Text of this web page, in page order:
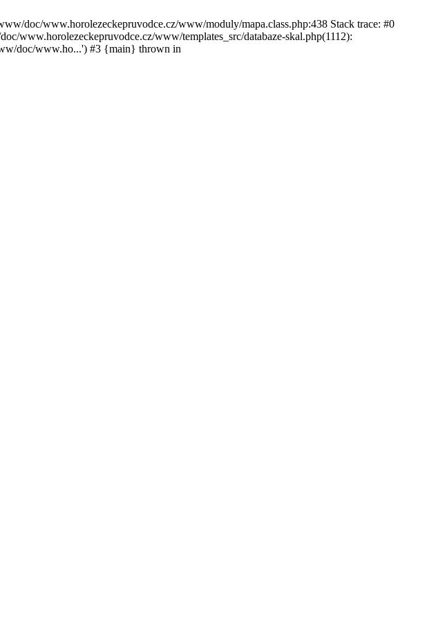
doc/www.horolezeckepruvodce.cz/www/moduly/mapa.class.php:438 Stack trace: #0
www.horolezeckepruvodce.cz/www/templates_src/databaze-skal.php(1112):
doc/www.ho...') #3 {main} thrown in